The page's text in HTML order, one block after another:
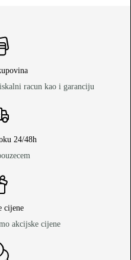
racun kao i garanciju
24/48h
cijene
akcijske cijene